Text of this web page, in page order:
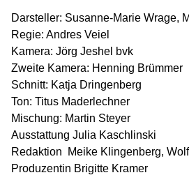
Darsteller: Susanne-Marie Wrage,
Regie: Andres Veiel
Kamera: Jörg Jeshel bvk
Zweite Kamera: Henning Brümmer
Schnitt: Katja Dringenberg
Ton: Titus Maderlechner
Mischung: Martin Steyer
Ausstattung Julia Kaschlinski
Redaktion Meike Klingenberg,
Produzentin Brigitte Kramer
Impressum|Datenschutz